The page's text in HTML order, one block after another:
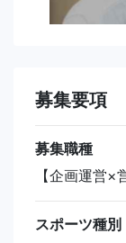
募集要項
募集職種
【企画運営×
スポーツ種別